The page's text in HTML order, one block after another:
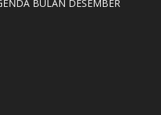
BULAN DESEMBER